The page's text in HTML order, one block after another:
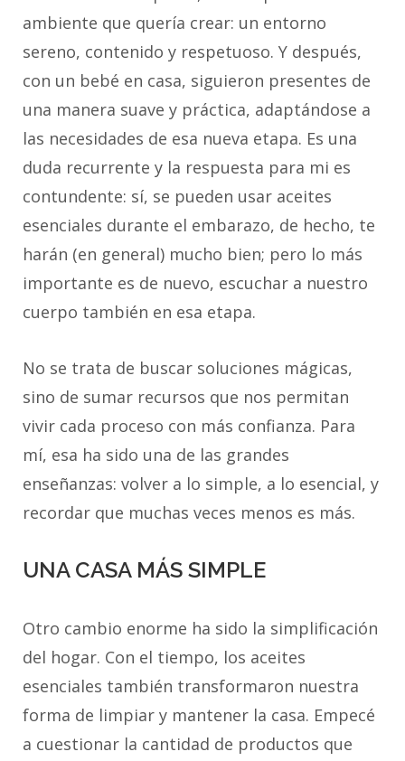
ambiente que quería crear: un entorno
sereno, contenido y respetuoso. Y después,
con un bebé en casa, siguieron presentes de
una manera suave y práctica, adaptándose a
las necesidades de esa nueva etapa. Es una
duda recurrente y la respuesta para mi es
contundente: sí, se pueden usar aceites
esenciales durante el embarazo, de hecho, te
harán (en general) mucho bien; pero lo más
importante es de nuevo, escuchar a nuestro
cuerpo también en esa etapa.
No se trata de buscar soluciones mágicas,
sino de sumar recursos que nos permitan
vivir cada proceso con más confianza. Para
mí, esa ha sido una de las grandes
enseñanzas: volver a lo simple, a lo esencial, y
recordar que muchas veces menos es más.
UNA CASA MÁS SIMPLE
Otro cambio enorme ha sido la simplificación
del hogar. Con el tiempo, los aceites
esenciales también transformaron nuestra
forma de limpiar y mantener la casa. Empecé
a cuestionar la cantidad de productos que